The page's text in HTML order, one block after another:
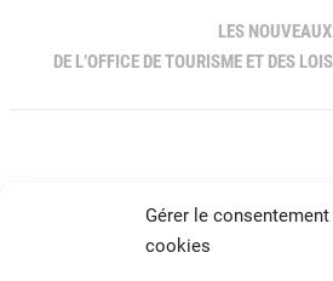
Gérer le consentement
cookies
LES
DE L’OFFICE DE TOURISME ET DES